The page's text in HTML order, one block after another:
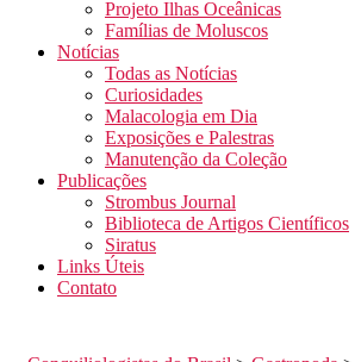
Projeto Ilhas Oceânicas
Famílias de Moluscos
Notícias
Todas as Notícias
Curiosidades
Malacologia em Dia
Exposições e Palestras
Manutenção da Coleção
Publicações
Strombus Journal
Biblioteca de Artigos Científicos
Siratus
Links Úteis
Contato